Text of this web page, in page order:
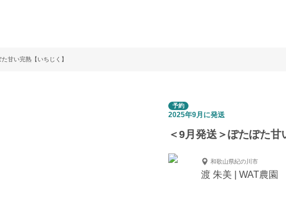
甘い完熟【いちじく】
予約
2025年9月に発送
＜9月発送＞ぽたぽた甘
和歌山県紀の川市
渡 朱美 | WAT農園